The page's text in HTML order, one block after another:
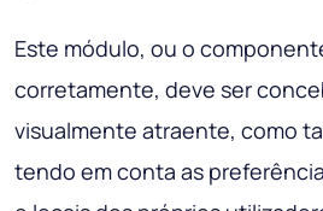
Este módulo, ou o
corretamente, deve ser
visualmente atraente, como
tendo em conta as